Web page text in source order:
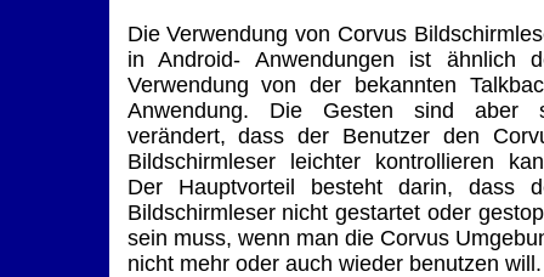
Die Verwendung von Corvus
in Android- Anwendungen ist ähnlich
Verwendung von der bekannten
Anwendung. Die Gesten sind aber
verändert, dass der Benutzer den
Bildschirmleser leichter kontrollieren
Der Hauptvorteil besteht darin, dass
Bildschirmleser nicht gestartet oder
sein muss, wenn man die Corvus
nicht mehr oder auch wieder benutzen will.